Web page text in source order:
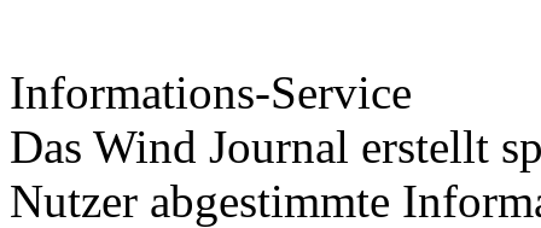
Informations-Service
Das Wind Journal erstellt
Nutzer abgestimmte